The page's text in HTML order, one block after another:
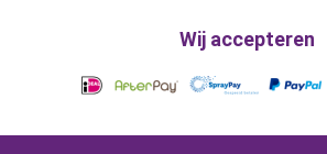
Wij accepteren